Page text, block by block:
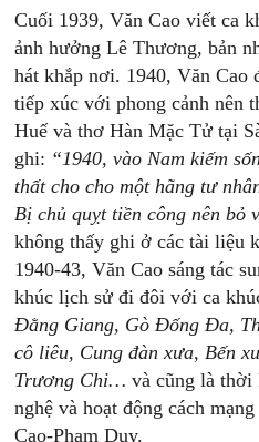
Cuối 1939, Văn Cao viết ca
ảnh hưởng Lê Thương, bản
hát khắp nơi. 1940, Văn Cao
tiếp xúc với phong cảnh nên
Huế và thơ Hàn Mặc Tử tại
ghi: “1940, vào Nam kiếm
thất cho cho một hãng tư
Bị chủ quỵt tiền công nên bỏ
không thấy ghi ở các tài liệu
1940-43, Văn Cao sáng tác
khúc lịch sử đi đôi với ca
Đằng Giang, Gò Đống Đa,
cô liêu, Cung đàn xưa, Bến
Trương Chi… và cũng là thời
nghệ và hoạt động cách
Cao-Phạm Duy.